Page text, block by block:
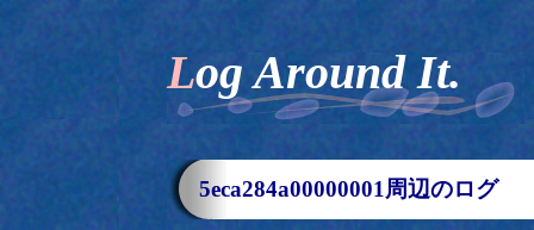
Log Around It.
5eca284a00000001周辺のログ